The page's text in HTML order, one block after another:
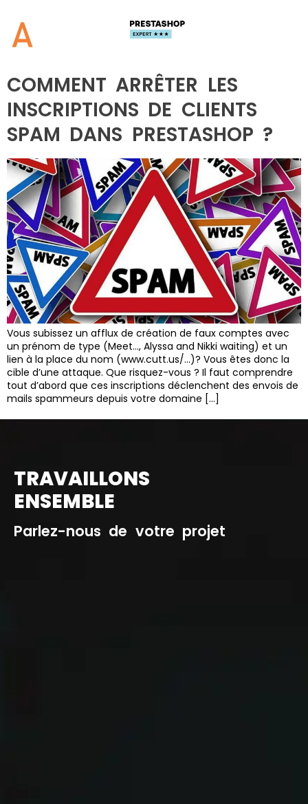
Catégorie : Conseils |
Informations | Prestashop
COMMENT ARRÊTER LES
INSCRIPTIONS DE CLIENTS
SPAM DANS PRESTASHOP ?
Vous subissez un afflux de création de faux comptes avec
un prénom de type (Meet…, Alyssa and Nikki waiting) et un
lien à la place du nom (www.cutt.us/…)? Vous êtes donc la
cible d’une attaque. Que risquez-vous ? Il faut comprendre
tout d’abord que ces inscriptions déclenchent des envois de
mails spammeurs depuis votre domaine […]
TRAVAILLONS
ENSEMBLE
Parlez-nous de votre projet